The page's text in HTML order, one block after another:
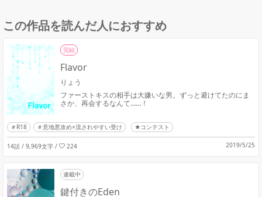
この作品を読んだ人におすすめ
完結
Flavor
りょう
ファーストキスの相手は大嫌いな男。ずっと避けてたのにま
さか、再会するなんて……！
R18 意地悪攻め×流されやすい受け ★コンテスト
14話 / 9,969文字 / 224 2019/5/25
連載中
鍵付きのEden